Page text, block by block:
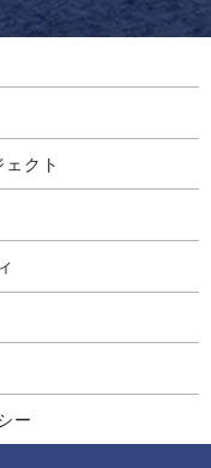
クト
ー